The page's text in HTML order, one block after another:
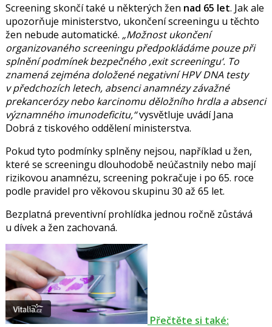
Screening skončí také u některých žen nad 65 let. Jak ale
upozorňuje ministerstvo, ukončení screeningu u těchto
žen nebude automatické. Možnost ukončení
organizovaného screeningu předpokládáme pouze při
splnění podmínek bezpečného ‚exit screeningu‘. To
znamená zejména doložené negativní HPV DNA testy
v předchozích letech, absenci anamnézy závažné
prekancerózy nebo karcinomu děložního hrdla a absenci
významného imunodeficitu, vysvětluje uvádíJana
Dobrá z tiskového oddělení ministerstva.
Pokud tyto podmínky splněny nejsou, například u žen,
které se screeningu dlouhodobě neúčastnily nebo mají
rizikovou anamnézu, screening pokračuje i po 65. roce
podle pravidel pro věkovou skupinu 30 až 65 let.
Bezplatná preventivní prohlídka jednou ročně zůstává
u dívek a žen zachovaná.
Přečtěte si také: